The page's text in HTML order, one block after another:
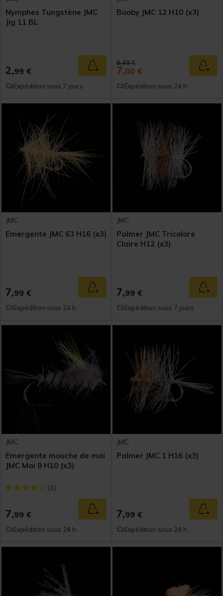
Nymphes Tungstène JMC
Jig 11 BL
2,99 € Ajouter au panier
Expédition sous 7 jours
Booby JMC 12 H10 (x3)
Price reduced from
8,49 €to
7,00 €
Expédition sous 24 h
JMC
Emergente JMC 63 H16 (x3)
7,99 € Ajouter au panier
Expédition sous 24 h
JMC
Palmer JMC Tricolore
Claire H12 (x3)
7,99 €
Expédition sous 7 jours
JMC
Emergente mouche de mai
JMC Mai 9 H10 (x3)
[object Object] out of 5 Customer Rating
(1)
7,99 € Ajouter au panier
Expédition sous 24 h
JMC
Palmer JMC 1 H16 (x3)
7,99 €
Expédition sous 24 h